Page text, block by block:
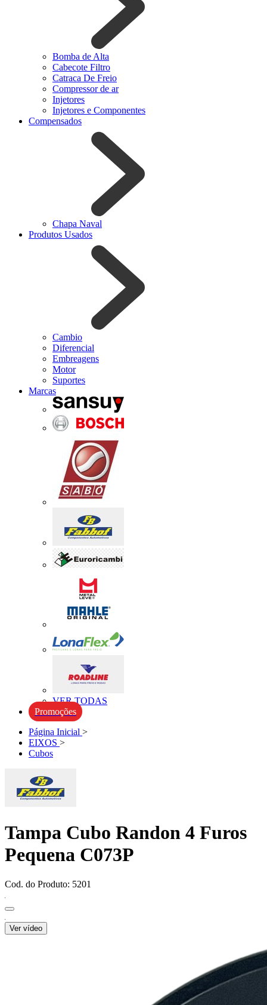
Bomba de Alta
Cabecote Filtro
Catraca De Freio
Compressor de ar
Injetores
Injetores e Componentes
Compensados
Chapa Naval
Produtos Usados
Cambio
Diferencial
Embreagens
Motor
Suportes
Marcas
VER TODAS
Promoções
Página Inicial >
EIXOS >
Cubos
Tampa Cubo Randon 4 Furos
Pequena C073P
Cod. do Produto: 5201
Ver vídeo